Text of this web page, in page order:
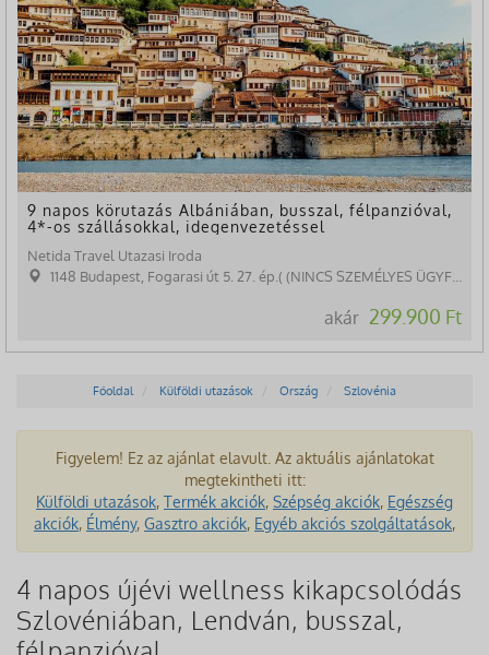
9 napos körutazás Albániában, busszal, félpanzióval,
4*-os szállásokkal, idegenvezetéssel
Netida Travel Utazasi Iroda
1148 Budapest, Fogarasi út 5. 27. ép.( (NINCS SZEMÉLYES ÜGYFÉLFOGADÁS)
akár 299.900 Ft
Főoldal Külföldi utazások Ország Szlovénia
Figyelem! Ez az ajánlat elavult. Az aktuális ajánlatokat
megtekintheti itt:
Külföldi utazások, Termék akciók, Szépség akciók, Egészség
akciók, Élmény, Gasztro akciók, Egyéb akciós szolgáltatások,
4 napos újévi wellness kikapcsolódás
Szlovéniában, Lendván, busszal,